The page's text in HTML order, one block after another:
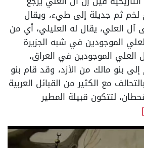
لخم ثم جديلة إلى طيء، ويقال
آل العلي، يقال له العليلي، أي من
الموجودين في شبه الجزيرة
العلي الموجودين في العراق،
بنو مالك من الأزد، وقد قام بنو
مع الكثير من القبائل العربية
لتتكون قبيلة المطير